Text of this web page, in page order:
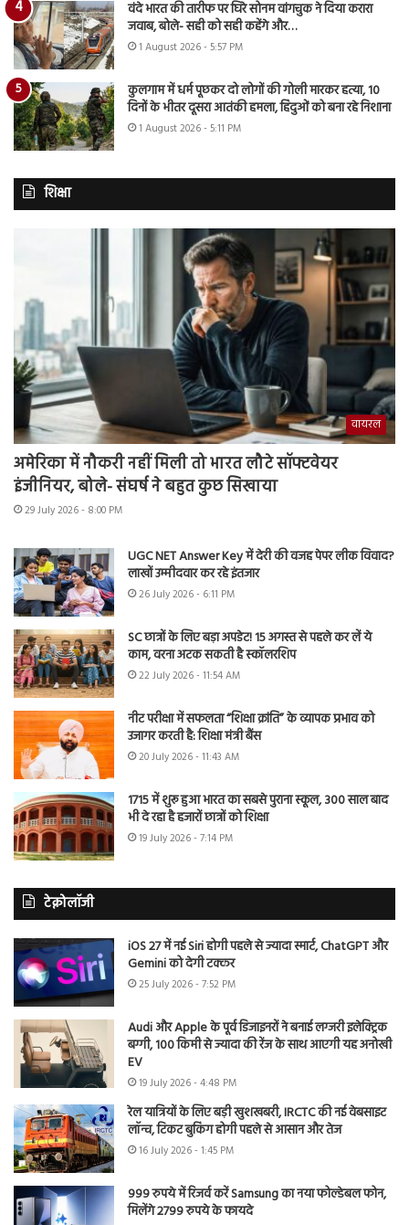
वंदे भारत की तारीफ पर घिरे सोनम वांगचुक ने दिया करारा
जवाब, बोले- सही को सही कहेंगे और…
1 August 2026 - 5:57 PM
कुलगाम में धर्म पूछकर दो लोगों की गोली मारकर हत्या, 10
दिनों के भीतर दूसरा आतंकी हमला, हिंदुओं को बना रहे निशाना
1 August 2026 - 5:11 PM
शिक्षा
वायरल
अमेरिका में नौकरी नहीं मिली तो भारत लौटे सॉफ्टवेयर
इंजीनियर, बोले- संघर्ष ने बहुत कुछ सिखाया
29 July 2026 - 8:00 PM
UGC NET Answer Key में देरी की वजह पेपर लीक विवाद?
लाखों उम्मीदवार कर रहे इंतजार
26 July 2026 - 6:11 PM
SC छात्रों के लिए बड़ा अपडेट! 15 अगस्त से पहले कर लें ये
काम, वरना अटक सकती है स्कॉलरशिप
22 July 2026 - 11:54 AM
नीट परीक्षा में सफलता “शिक्षा क्रांति” के व्यापक प्रभाव को
उजागर करती है: शिक्षा मंत्री बैंस
20 July 2026 - 11:43 AM
1715 में शुरू हुआ भारत का सबसे पुराना स्कूल, 300 साल बाद
भी दे रहा है हजारों छात्रों को शिक्षा
19 July 2026 - 7:14 PM
टेक्नोलॉजी
iOS 27 में नई Siri होगी पहले से ज्यादा स्मार्ट, ChatGPT और
Gemini को देगी टक्कर
25 July 2026 - 7:52 PM
Audi और Apple के पूर्व डिजाइनरों ने बनाई लग्जरी इलेक्ट्रिक
बग्गी, 100 किमी से ज्यादा की रेंज के साथ आएगी यह अनोखी
EV
19 July 2026 - 4:48 PM
रेल यात्रियों के लिए बड़ी खुशखबरी, IRCTC की नई वेबसाइट
लॉन्च, टिकट बुकिंग होगी पहले से आसान और तेज
16 July 2026 - 1:45 PM
999 रुपये में रिजर्व करें Samsung का नया फोल्डेबल फोन,
मिलेंगे 2799 रुपये के फायदे